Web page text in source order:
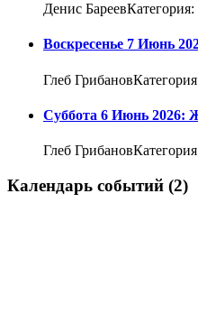
Денис
Воскресенье 7 Июнь
Глеб
Суббота 6 Июнь 2026:
Глеб
Календарь событий (2)